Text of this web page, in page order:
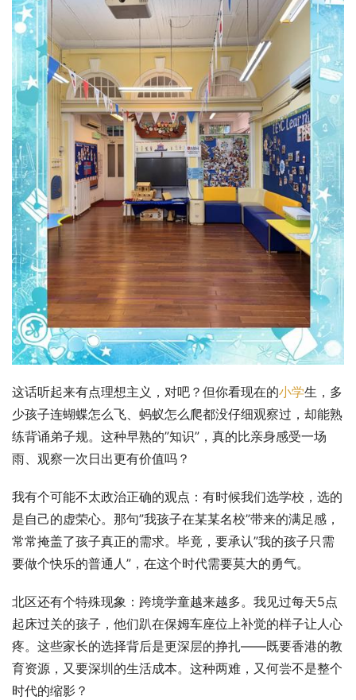
这话听起来有点理想主义，对吧？但你看现在的小学生，多
少孩子连蝴蝶怎么飞、蚂蚁怎么爬都没仔细观察过，却能熟
练背诵弟子规。这种早熟的”知识”，真的比亲身感受一场
雨、观察一次日出更有价值吗？
我有个可能不太政治正确的观点：有时候我们选学校，选的
是自己的虚荣心。那句”我孩子在某某名校”带来的满足感，
常常掩盖了孩子真正的需求。毕竟，要承认”我的孩子只需
要做个快乐的普通人”，在这个时代需要莫大的勇气。
北区还有个特殊现象：跨境学童越来越多。我见过每天5点
起床过关的孩子，他们趴在保姆车座位上补觉的样子让人心
疼。这些家长的选择背后是更深层的挣扎——既要香港的教
育资源，又要深圳的生活成本。这种两难，又何尝不是整个
时代的缩影？